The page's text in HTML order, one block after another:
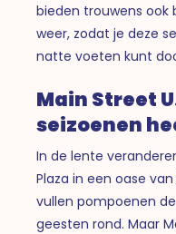
bieden trouwens
weer, zodat je deze
natte voeten kunt
Main Street
seizoenen
In de lente
Plaza in een oase
vullen pompoenen
geesten rond. Maar